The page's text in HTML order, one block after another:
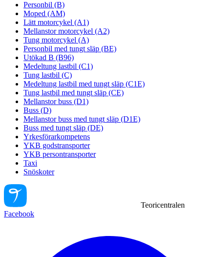
Personbil (B)
Moped (AM)
Lätt motorcykel (A1)
Mellanstor motorcykel (A2)
Tung motorcykel (A)
Personbil med tungt släp (BE)
Utökad B (B96)
Medeltung lastbil (C1)
Tung lastbil (C)
Medeltung lastbil med tungt släp (C1E)
Tung lastbil med tungt släp (CE)
Mellanstor buss (D1)
Buss (D)
Mellanstor buss med tungt släp (D1E)
Buss med tungt släp (DE)
Yrkesförarkompetens
YKB godstransporter
YKB persontransporter
Taxi
Snöskoter
Teoricentralen
Facebook